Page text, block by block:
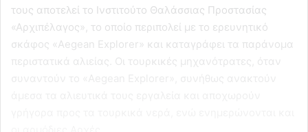
τους αποτελεί το Ινστιτούτο Θαλάσσιας Προστασίας
«Αρχιπέλαγος», το οποίο περιπολεί με το ερευνητικό
σκάφος «Aegean Explorer» και καταγράφει τα παράνομα
περιστατικά αλιείας. Οι τουρκικές μηχανότρατες, όταν